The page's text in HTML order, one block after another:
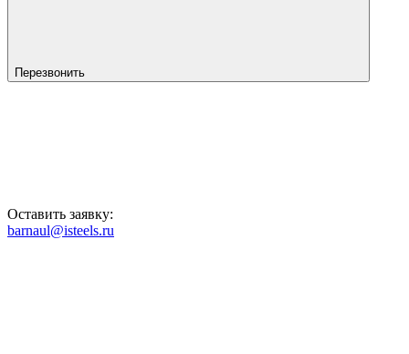
Перезвонить
Оставить заявку:
barnaul@isteels.ru